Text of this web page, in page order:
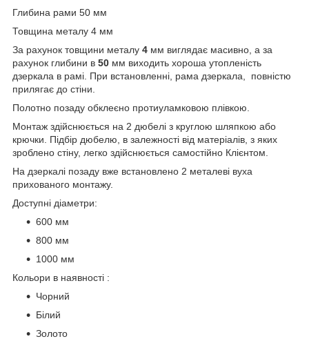
Глибина рами 50 мм
Товщина металу 4 мм
За рахунок товщини металу 4 мм виглядає масивно, а за
рахунок глибини в 50 мм виходить хороша утопленість
дзеркала в рамі. При встановленні, рама дзеркала, повністю
прилягає до стіни.
Полотно позаду обклеєно протиуламковою плівкою.
Монтаж здійснюється на 2 дюбелі з круглою шляпкою або
крючки. Підбір дюбелю, в залежності від матеріалів, з яких
зроблено стіну, легко здійснюється самостійно Клієнтом.
На дзеркалі позаду вже встановлено 2 металеві вуха
прихованого монтажу.
Доступні діаметри:
600 мм
800 мм
1000 мм
Кольори в наявності :
Чорний
Білий
Золото